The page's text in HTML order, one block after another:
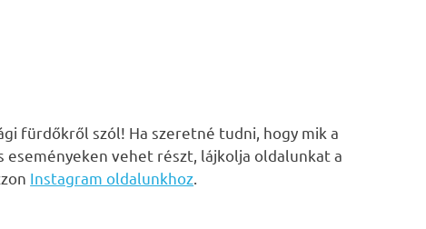
fürdőkről szól! Ha szeretné tudni, hogy mik a
vehet részt, lájkolja oldalunkat a
Instagram oldalunkhoz